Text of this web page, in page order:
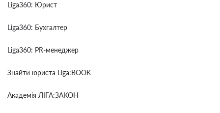
Liga360: Юрист
Liga360: Бухгалтер
Liga360: PR-менеджер
Знайти юриста Liga:BOOK
Академія ЛІГА:ЗАКОН